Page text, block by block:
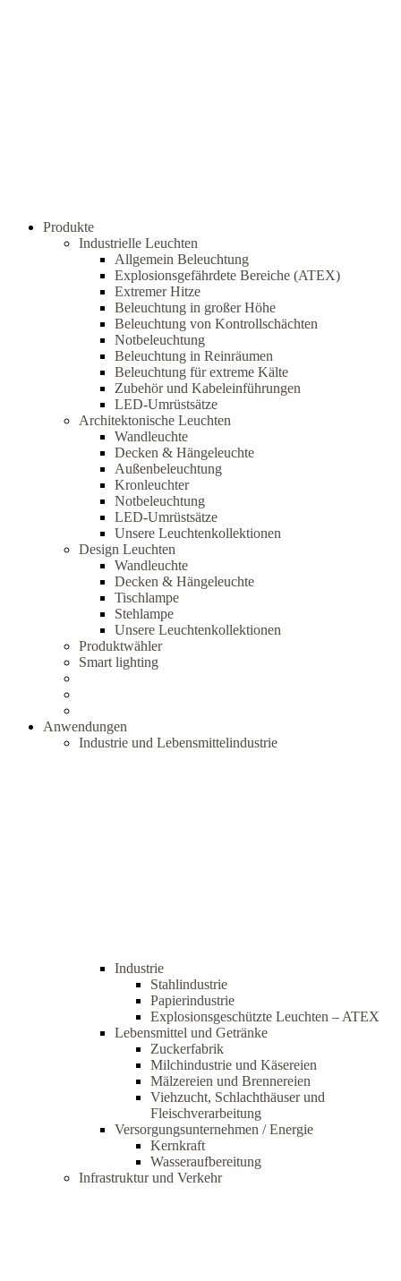
Produkte
Industrielle Leuchten
Allgemein Beleuchtung
Explosionsgefährdete Bereiche (ATEX)
Extremer Hitze
Beleuchtung in großer Höhe
Beleuchtung von Kontrollschächten
Notbeleuchtung
Beleuchtung in Reinräumen
Beleuchtung für extreme Kälte
Zubehör und Kabeleinführungen
LED-Umrüstsätze
Architektonische Leuchten
Wandleuchte
Decken & Hängeleuchte
Außenbeleuchtung
Kronleuchter
Notbeleuchtung
LED-Umrüstsätze
Unsere Leuchtenkollektionen
Design Leuchten
Wandleuchte
Decken & Hängeleuchte
Tischlampe
Stehlampe
Unsere Leuchtenkollektionen
Produktwähler
Smart lighting
Anwendungen
Industrie und Lebensmittelindustrie
Industrie
Stahlindustrie
Papierindustrie
Explosionsgeschützte Leuchten – ATEX
Lebensmittel und Getränke
Zuckerfabrik
Milchindustrie und Käsereien
Mälzereien und Brennereien
Viehzucht, Schlachthäuser und
Fleischverarbeitung
Versorgungsunternehmen / Energie
Kernkraft
Wasseraufbereitung
Infrastruktur und Verkehr